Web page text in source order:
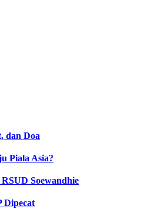
dan Doa
Piala Asia?
Soewandhie
Dipecat